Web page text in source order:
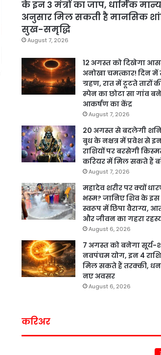
के इन 3 मंत्रों का जाप, धार्मिक
अनुसार मिल सकती है मानसिक
सुख-समृद्धि
August 7, 2026
12 अगस्त को दिखेगा
अनोखा चमत्कार! दिन में
ग्रहण, रात में टूटते तारों
स्पेन का छोटा सा गांव
आकर्षण का केंद्र
August 7, 2026
20 अगस्त से बदलेगी
बुध के नक्षत्र में प्रवेश से
राशियों पर बरसेगी
करियर में मिल सकते हैं
August 7, 2026
महादेव शरीर पर क्यों
भस्म? जानिए शिव के इस
स्वरूप में छिपा वैराग्य,
और जीवन का गहरा
August 6, 2026
7 अगस्त को बनेगा सूर्य-
नवपंचम योग, इन 4
मिल सकते हैं तरक्की,
नए अवसर
August 6, 2026
करिअर